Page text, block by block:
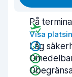
På
Visa
Låg